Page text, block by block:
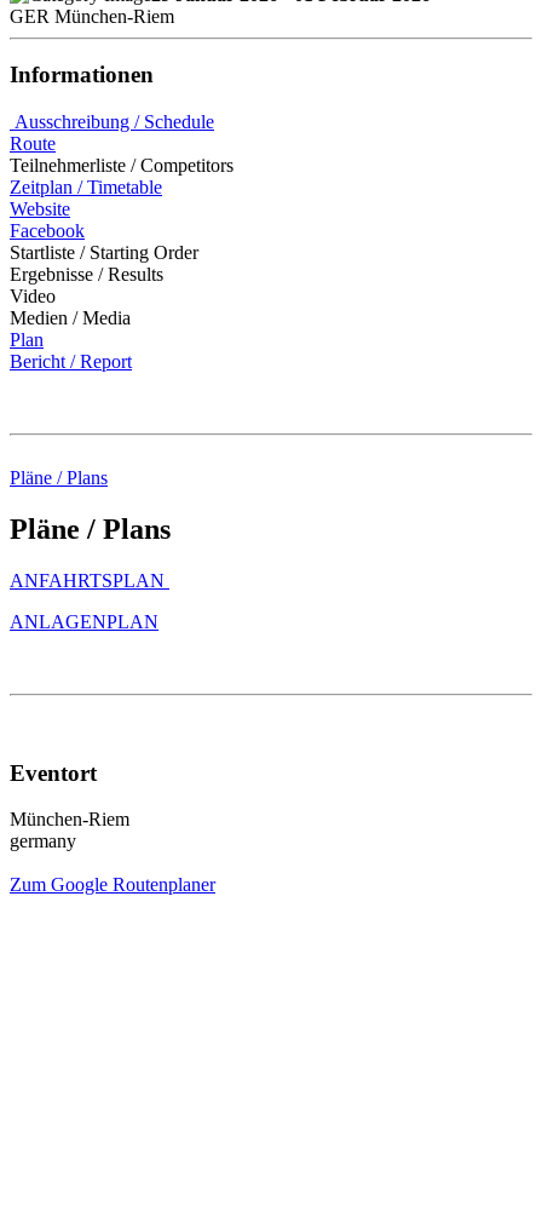
GER München-Riem
Informationen
Ausschreibung / Schedule
Route
Teilnehmerliste / Competitors
Zeitplan / Timetable
Website
Facebook
Startliste / Starting Order
Ergebnisse / Results
Video
Medien / Media
Plan
Bericht / Report
Pläne / Plans
Pläne / Plans
ANFAHRTSPLAN
ANLAGENPLAN
Eventort
München-Riem
germany
Zum Google Routenplaner